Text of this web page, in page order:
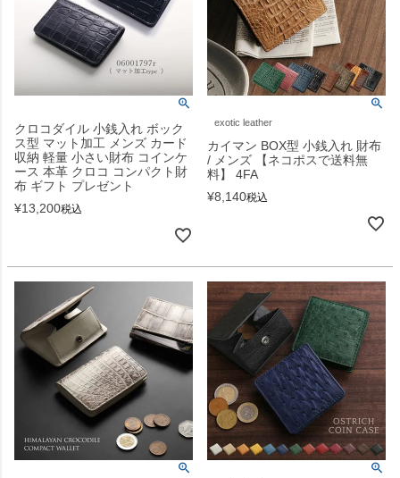
クロコダイル 小銭入れ ボック
ス型 マット加工 メンズ カード
収納 軽量 小さい財布 コインケ
ース 本革 クロコ コンパクト財
布 ギフト プレゼント
¥13,200税込
exotic leather
カイマン BOX型 小銭入れ 財布
/ メンズ 【ネコポスで送料無
料】 4FA
¥8,140税込